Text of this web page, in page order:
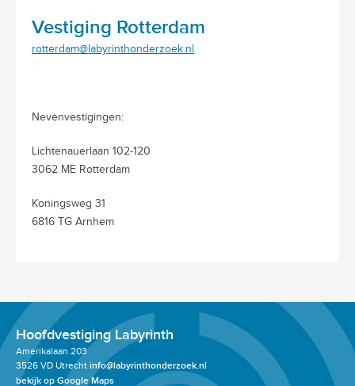
Vestiging Rotterdam
rotterdam@labyrinthonderzoek.nl
Nevenvestigingen:
Lichtenauerlaan 102-120
3062 ME Rotterdam
Koningsweg 31
6816 TG Arnhem
Hoofdvestiging Labyrinth
Amerikalaan 203
3526 VD Utrecht info@labyrinthonderzoek.nl
bekijk op Google Maps